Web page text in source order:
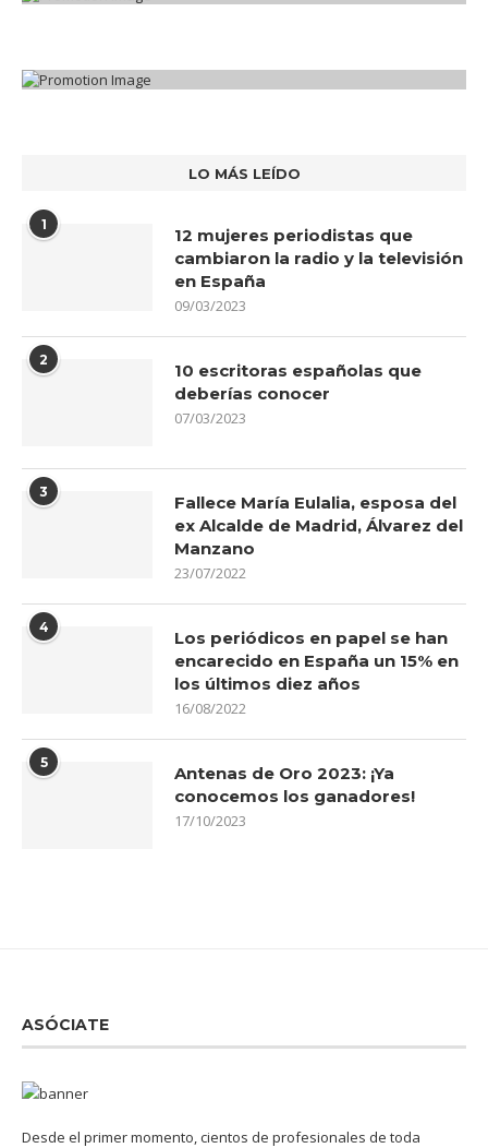
LO MÁS LEÍDO
1
12 mujeres periodistas que
cambiaron la radio y la televisión
en España
09/03/2023
2
10 escritoras españolas que
deberías conocer
07/03/2023
3
Fallece María Eulalia, esposa del
ex Alcalde de Madrid, Álvarez del
Manzano
23/07/2022
4
Los periódicos en papel se han
encarecido en España un 15% en
los últimos diez años
16/08/2022
5
Antenas de Oro 2023: ¡Ya
conocemos los ganadores!
17/10/2023
ASÓCIATE
Desde el primer momento, cientos de profesionales de toda